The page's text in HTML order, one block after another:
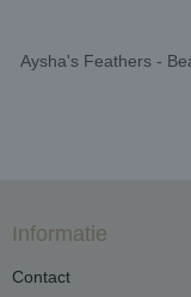
Aysha's Feathers -
Informatie
Contact